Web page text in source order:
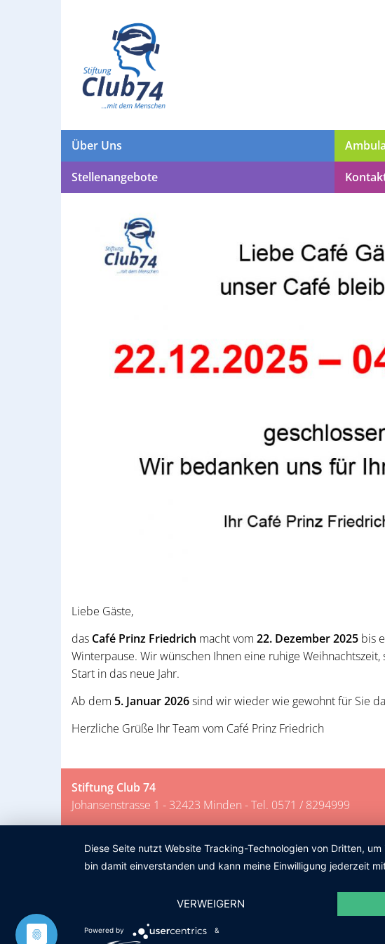
Über Uns
Stellenangebote
Liebe Gäste,
das Café Prinz Friedrich macht vom 22. Dezember 2025 bis
Winterpause. Wir wünschen Ihnen eine ruhige
Start in das neue Jahr.
Ab dem 5. Januar 2026sind wir wieder wie gewohnt für Sie
Herzliche Grüße Ihr Team vom Café Prinz Friedrich
Stiftung Club 74
Johansenstrasse 1 - 32423 Minden - Tel. 0571 / 8294999
Diese Seite nutzt Website Tracking-Technologien von Dritten,
bin damit einverstanden und kann meine Einwilligung jederzeit
VERWEIGERN
Powered by &